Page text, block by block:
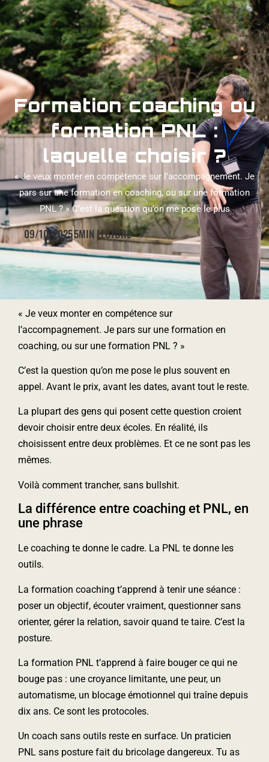
Formation coaching ou
formation PNL :
laquelle choisir ?
« Je veux monter en compétence sur l’accompagnement. Je
pars sur une formation en coaching, ou sur une formation
PNL ? » C’est la question qu’on me pose le plus
09/10/20255MIN LECTURE
« Je veux monter en compétence sur
l’accompagnement. Je pars sur une formation en
coaching, ou sur une formation PNL ? »
C’est la question qu’on me pose le plus souvent en
appel. Avant le prix, avant les dates, avant tout le reste.
La plupart des gens qui posent cette question croient
devoir choisir entre deux écoles. En réalité, ils
choisissent entre deux problèmes. Et ce ne sont pas les
mêmes.
Voilà comment trancher, sans bullshit.
La différence entre coaching et PNL, en
une phrase
Le coaching te donne le cadre. La PNL te donne les
outils.
La formation coaching t’apprend à tenir une séance :
poser un objectif, écouter vraiment, questionner sans
orienter, gérer la relation, savoir quand te taire. C’est la
posture.
La formation PNL t’apprend à faire bouger ce qui ne
bouge pas : une croyance limitante, une peur, un
automatisme, un blocage émotionnel qui traîne depuis
dix ans. Ce sont les protocoles.
Un coach sans outils reste en surface. Un praticien
PNL sans posture fait du bricolage dangereux. Tu as